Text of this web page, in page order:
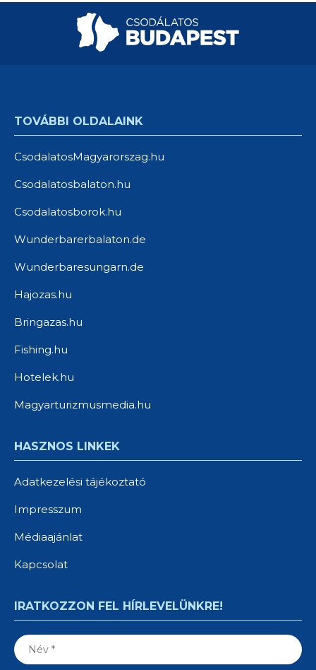
TOVÁBBI OLDALAINK
CsodalatosMagyarorszag.hu
Csodalatosbalaton.hu
Csodalatosborok.hu
Wunderbarerbalaton.de
Wunderbaresungarn.de
Hajozas.hu
Bringazas.hu
Fishing.hu
Hotelek.hu
Magyarturizmusmedia.hu
HASZNOS LINKEK
Adatkezelési tájékoztató
Impresszum
Médiaajánlat
Kapcsolat
IRATKOZZON FEL HÍRLEVELÜNKRE!